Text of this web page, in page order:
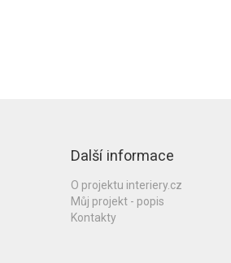
Další informace
O projektu interiery.cz
Můj projekt - popis
Kontakty